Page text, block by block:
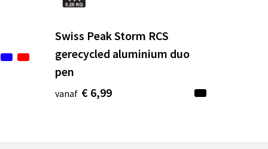
Swiss Peak Storm RCS
gerecycled aluminium duo
pen
vanaf € 6,99